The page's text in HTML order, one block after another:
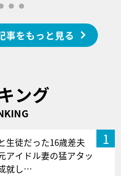
事をもっと見る
ング
1
生徒だった16歳差夫
アイドル妻の猛アタッ
就し…